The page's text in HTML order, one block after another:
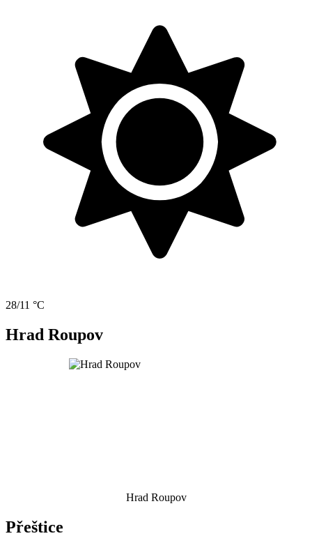
28/11 °C
Hrad Roupov
Hrad Roupov
Přeštice